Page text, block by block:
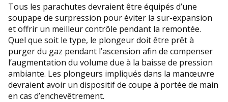
Tous les parachutes devraient être équipés d’une
soupape de surpression pour éviter la sur-expansion
et offrir un meilleur contrôle pendant la remontée.
Quel que soit le type, le plongeur doit être prêt à
purger du gaz pendant l’ascension afin de compenser
l’augmentation du volume due à la baisse de pression
ambiante. Les plongeurs impliqués dans la manœuvre
devraient avoir un dispositif de coupe à portée de main
en cas d’enchevêtrement.